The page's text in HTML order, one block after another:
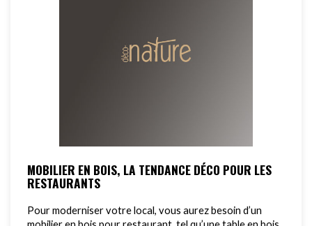
MOBILIER EN BOIS, LA TENDANCE DÉCO POUR LES
RESTAURANTS
Pour moderniser votre local, vous aurez besoin d’un